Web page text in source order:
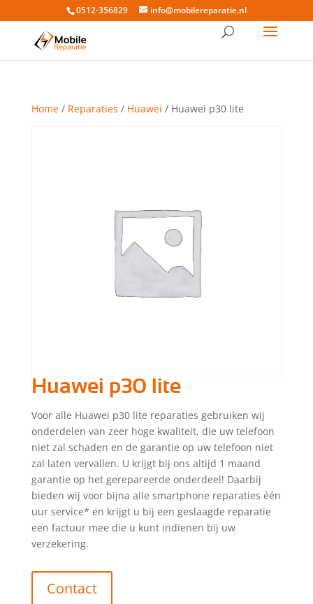
0512-356829 info@mobilereparatie.nl
Home/ Reparaties / Huawei / Huawei p30 lite
Huawei p30 lite
Voor alle Huawei p30 lite reparaties gebruiken wij
onderdelen van zeer hoge kwaliteit, die uw telefoon
niet zal schaden en de garantie op uw telefoon niet
zal laten vervallen. U krijgt bij ons altijd 1 maand
garantie op het gerepareerde onderdeel! Daarbij
bieden wij voor bijna alle smartphone reparaties één
uur service* en krijgt u bij een geslaagde reparatie
een factuur mee die u kunt indienen bij uw
verzekering.
Contact